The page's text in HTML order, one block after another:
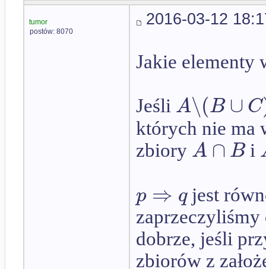
tumor
postów: 8070
2016-03-12
Jakie elementy
Jeśli A∖(B ∪C
których nie ma
zbiory A ∩Bi
p ⇒ qjest
zaprzeczyliśmy
dobrze, jeśli
zbiorów z